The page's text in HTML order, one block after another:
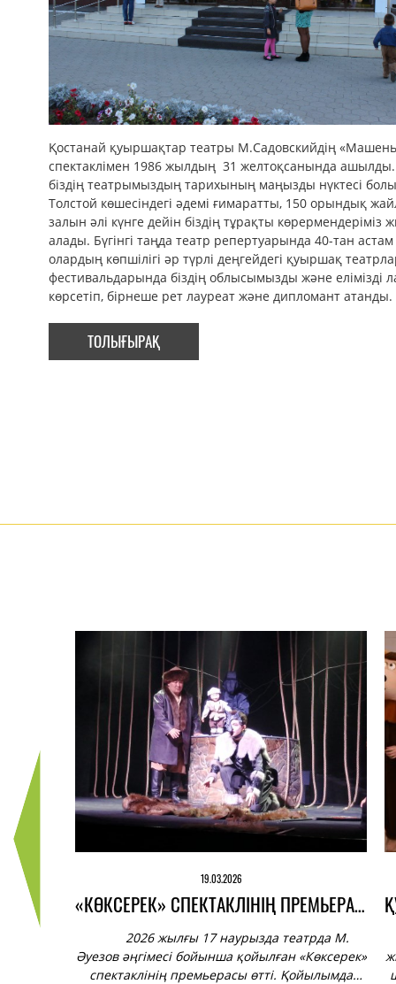
Қостанай қуыршақтар театры М.Садовскийдің
спектаклімен 1986 жылдың 31 желтоқсанында
біздің театрымыздың тарихының маңызды нүктесі
Толстой көшесіндегі әдемі ғимаратты, 150 орындық
залын әлі күнге дейін біздің тұрақты көрермендеріміз
алады. Бүгінгі таңда театр репертуарында 40-тан
олардың көпшілігі әр түрлі деңгейдегі қуыршақ
фестивальдарында біздің облысымызды және елімізді
көрсетіп, бірнеше рет лауреат және дипломант атанды.
ТОЛЫҒЫРАҚ
19.03.2026
«КӨКСЕРЕК» СПЕКТАКЛІНІҢ ПРЕМЬЕРАСЫ
2026 жылғы 17 наурызда театрда М.
Әуезов әңгімесі бойынша қойылған «Көксерек»
спектаклінің премьерасы өтті. Қойылымда